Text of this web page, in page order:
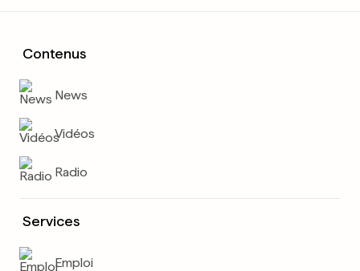
Contenus
News
Vidéos
Radio
Services
Emploi